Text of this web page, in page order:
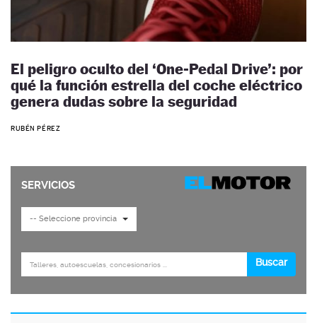
El peligro oculto del ‘One-Pedal Drive’: por
qué la función estrella del coche eléctrico
genera dudas sobre la seguridad
RUBÉN PÉREZ